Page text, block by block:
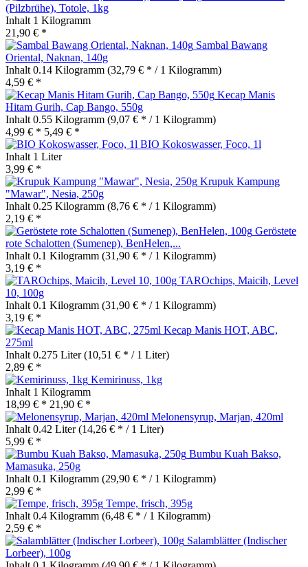
(Pilzbrühe), Totole, 1kg
Inhalt 1 Kilogramm
21,90 € *
Sambal Bawang
Oriental, Naknan, 140g
Inhalt 0.14 Kilogramm (32,79 € * / 1 Kilogramm)
4,59 € *
Kecap Manis
Hitam Gurih, Cap Bango, 550g
Inhalt 0.55 Kilogramm (9,07 € * / 1 Kilogramm)
4,99 € * 5,49 € *
BIO Kokoswasser, Foco, 1l
Inhalt 1 Liter
3,99 € *
Krupuk Kampung
"Mawar", Nesia, 250g
Inhalt 0.25 Kilogramm (8,76 € * / 1 Kilogramm)
2,19 € *
Geröstete
rote Schalotten (Sumenep), BenHelen,...
Inhalt 0.1 Kilogramm (31,90 € * / 1 Kilogramm)
3,19 € *
TAROchips, Maicih, Level
10, 100g
Inhalt 0.1 Kilogramm (31,90 € * / 1 Kilogramm)
3,19 € *
Kecap Manis HOT, ABC,
275ml
Inhalt 0.275 Liter(10,51 € * / 1 Liter)
2,89 € *
Kemirinuss, 1kg
Inhalt 1 Kilogramm
18,99 € * 21,90 € *
Melonensyrup, Marjan, 420ml
Inhalt 0.42 Liter(14,26 € * / 1 Liter)
5,99 € *
Bumbu Kuah Bakso,
Mamasuka, 250g
Inhalt 0.1 Kilogramm (29,90 € * / 1 Kilogramm)
2,99 € *
Tempe, frisch, 395g
Inhalt 0.4 Kilogramm (6,48 € * / 1 Kilogramm)
2,59 € *
Salamblätter (Indischer
Lorbeer), 100g